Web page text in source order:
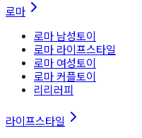
로마
로마 남성토이
로마 라이프스타일
로마 여성토이
로마 커플토이
리리러피
라이프스타일